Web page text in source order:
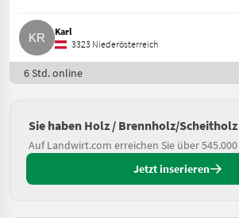
Karl
3323 Niederösterreich
6 Std. online
Sie haben Holz / Brennholz/
Auf Landwirt.com erreichen Sie über
Jetzt inserieren